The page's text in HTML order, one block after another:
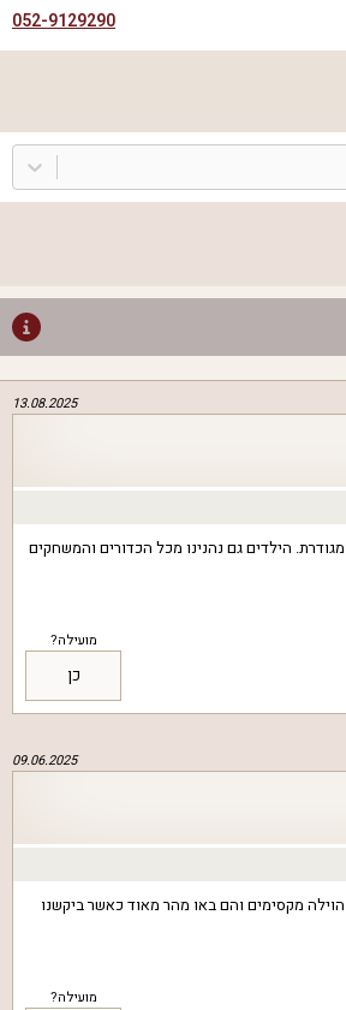
052-9129290
13.08.2025
ומגודרת. הילדים גם נהנינו מכל הכדורים והמשחקים
מועילה?
כן
09.06.2025
והשקטה של היישוב. הבעלים של הוילה מקסימים והם באו מהר מאוד כאשר ביקשנו
מועילה?